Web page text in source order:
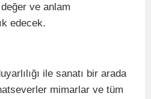
ve anlam
edecek.
ile sanatı bir arada
mimarlar ve tüm